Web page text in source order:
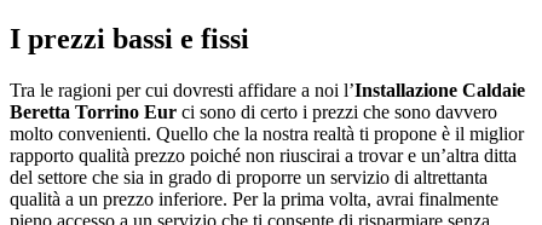
I prezzi bassi e fissi
Tra le ragioni per cui dovresti affidare a noi l’Installazione Caldaie
Beretta Torrino Eur ci sono di certo i prezzi che sono davvero
molto convenienti. Quello che la nostra realtà ti propone è il miglior
rapporto qualità prezzo poiché non riuscirai a trovar e un’altra ditta
del settore che sia in grado di proporre un servizio di altrettanta
qualità a un prezzo inferiore. Per la prima volta, avrai finalmente